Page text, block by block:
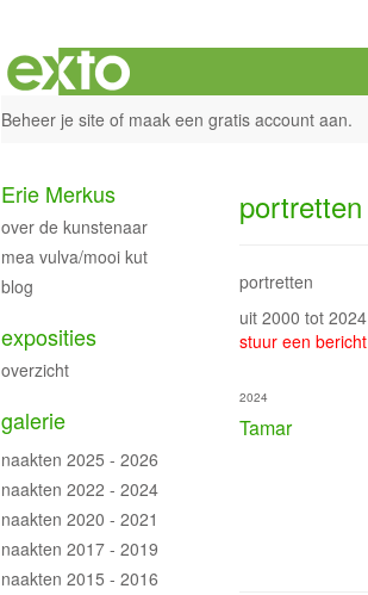
Beheer je site of maak een gratis account aan.
portretten
portretten
uit 2000 tot 2024
stuur een bericht
Tamar
2024
Erie Merkus
over de kunstenaar
mea vulva/mooi kut
blog
exposities
overzicht
galerie
naakten 2025 - 2026
naakten 2022 - 2024
naakten 2020 - 2021
naakten 2017 - 2019
naakten 2015 - 2016